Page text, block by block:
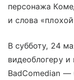
персонажа
и слова
В субботу, 24
видеоблогеру
BadComedian —